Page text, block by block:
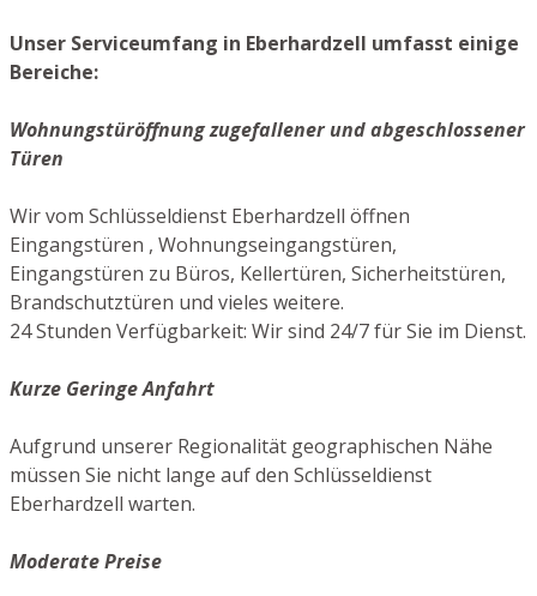
Unser Serviceumfang in Eberhardzell umfasst einige
Bereiche:
Wohnungstüröffnung zugefallener und abgeschlossener
Türen
Wir vom Schlüsseldienst Eberhardzell öffnen
Eingangstüren , Wohnungseingangstüren,
Eingangstüren zu Büros, Kellertüren, Sicherheitstüren,
Brandschutztüren und vieles weitere.
24 Stunden Verfügbarkeit: Wir sind 24/7 für Sie im Dienst.
Kurze Geringe Anfahrt
Aufgrund unserer Regionalität geographischen Nähe
müssen Sie nicht lange auf den Schlüsseldienst
Eberhardzell warten.
Moderate Preise